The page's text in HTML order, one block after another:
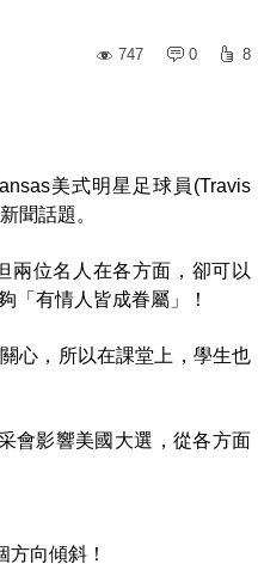
747
0 8
美式明星足球員(Travis
聞話題。
兩位名人在各方面，卻可以
「有情人皆成眷屬」！
心，所以在課堂上，學生也
會影響美國大選，從各方面
方向傾斜！